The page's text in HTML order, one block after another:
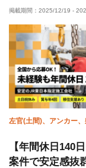
残業月10時間以下
年末年始休暇 転勤
掲載期間： 2025/12/19 -
左官(土間)、アンカー
【年間休日140
案件で安定感抜